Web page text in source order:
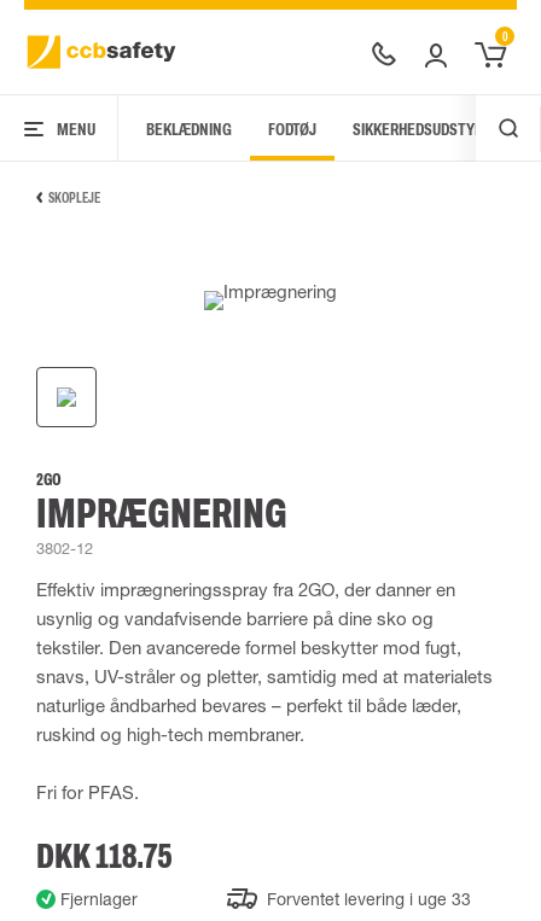
0
MENU BEKLÆDNING FODTØJ SIKKERHEDSUDSTYR
SKOPLEJE
2GO
IMPRÆGNERING
3802-12
Effektiv imprægneringsspray fra 2GO, der danner en
usynlig og vandafvisende barriere på dine sko og
tekstiler. Den avancerede formel beskytter mod fugt,
snavs, UV-stråler og pletter, samtidig med at materialets
naturlige åndbarhed bevares – perfekt til både læder,
ruskind og high-tech membraner.
Fri for PFAS.
DKK 118.75
Fjernlager Forventet levering i uge 33